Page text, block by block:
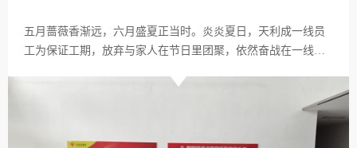
五月蔷薇香渐远，六月盛夏正当时。炎炎夏日，天利成一线员
工为保证工期，放弃与家人在节日里团聚，依然奋战在一线。
品，为在外出差的人员发放现金红包，让他们在工作岗位上能